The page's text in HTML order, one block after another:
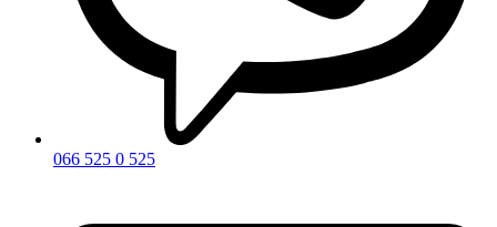
066 525 0 525